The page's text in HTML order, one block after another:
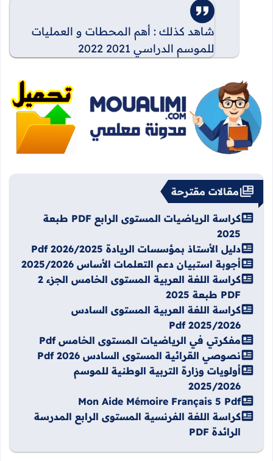
شاهد كذلك : أهم المحطات و العمليات
للموسم الدراسي 2021 2022
مقالات مقترحة
كراسة الرياضيات المستوى الرابع PDF طبعة
2025
دليل الأستاذ بمؤسسات الريادة 2026/2025 Pdf
أجوبة استبيان دعم التعلمات الأساس 2025/2026
كراسة اللغة العربية المستوى الخامس الجزء 2
PDF طبعة 2025
كراسة اللغة العربية المستوى السادس
2025/2026 Pdf
مفكرتي في الرياضيات المستوى الخامس Pdf
نصوصي القرائية المستوى السادس 2026 Pdf
أولويات وزارة التربية الوطنية للموسم
2025/2026
Mon Aide Mémoire Français 5 Pdf
كراسة اللغة الفرنسية المستوى الرابع المدرسة
الرائدة PDF